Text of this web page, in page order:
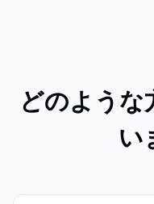
どのような
い